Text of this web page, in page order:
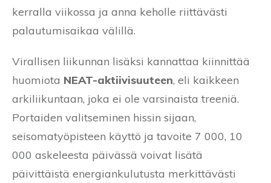
kerralla viikossa ja anna keholle riittävästi
palautumisaikaa välillä.
Virallisen liikunnan lisäksi kannattaa kiinnittää
huomiota NEAT-aktiivisuuteen, eli kaikkeen
arkiliikuntaan, joka ei ole varsinaista treeniä.
Portaiden valitseminen hissin sijaan,
seisomatyöpisteen käyttö ja tavoite 7 000, 10
000 askeleesta päivässä voivat lisätä
päivittäistä energiankulutusta merkittävästi